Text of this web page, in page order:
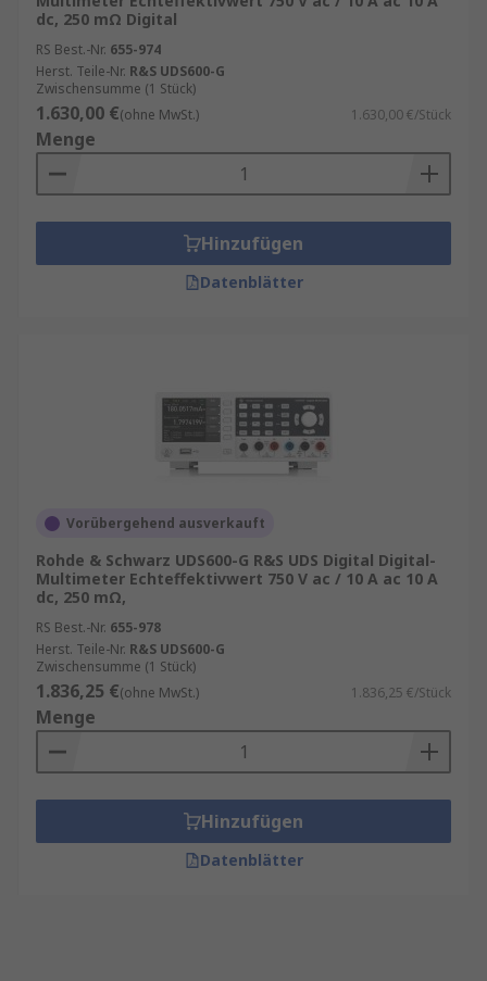
dc, 250 mΩ Digital
RS Best.-Nr. 655-974
Herst. Teile-Nr. R&S UDS600-G
Zwischensumme (1 Stück)
1.630,00 €(ohne MwSt.) 1.630,00 €/Stück
Menge
Hinzufügen
Datenblätter
Vorübergehend ausverkauft
Rohde & Schwarz UDS600-G R&S UDS Digital Digital-
Multimeter Echteffektivwert 750 V ac / 10 A ac 10 A
dc, 250 mΩ,
RS Best.-Nr. 655-978
Herst. Teile-Nr. R&S UDS600-G
Zwischensumme (1 Stück)
1.836,25 €(ohne MwSt.) 1.836,25 €/Stück
Menge
Hinzufügen
Datenblätter